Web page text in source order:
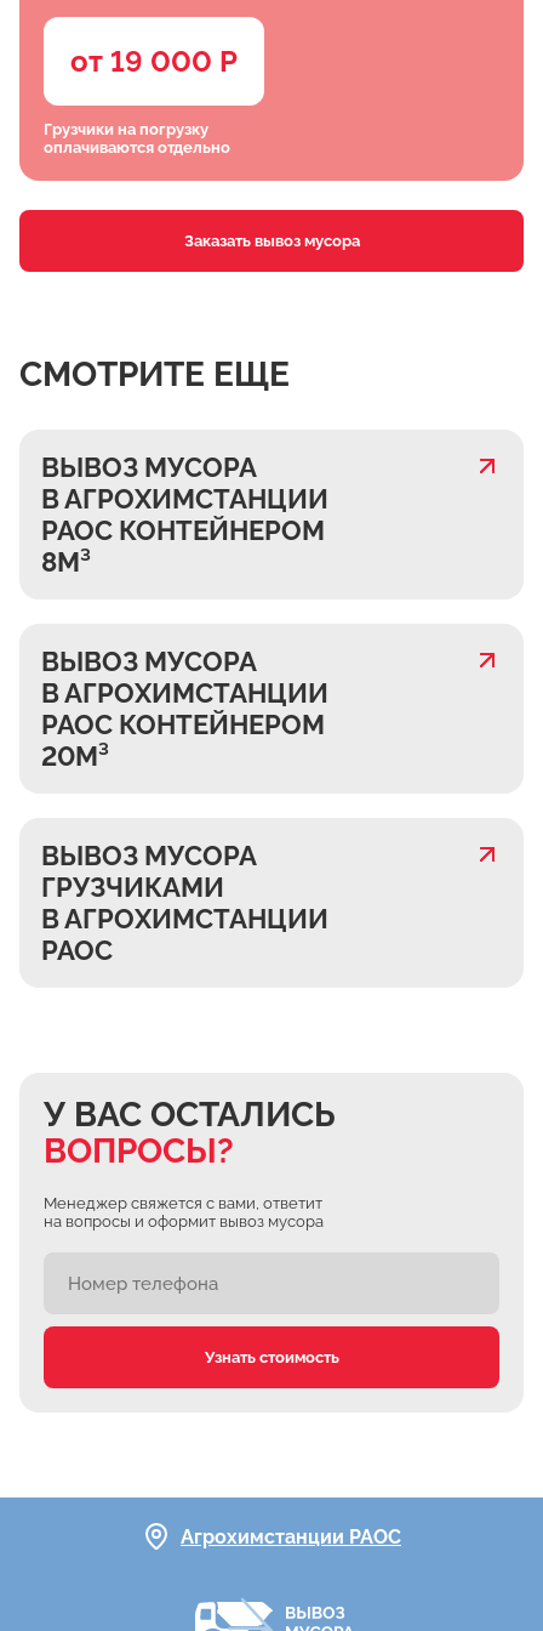
от 19 000 Р
Грузчики на погрузку
оплачиваются отдельно
Заказать вывоз мусора
СМОТРИТЕ ЕЩЕ
ВЫВОЗ МУСОРА
В АГРОХИМСТАНЦИИ
РАОС КОНТЕЙНЕРОМ
8М³
ВЫВОЗ МУСОРА
В АГРОХИМСТАНЦИИ
РАОС КОНТЕЙНЕРОМ
20М³
ВЫВОЗ МУСОРА
ГРУЗЧИКАМИ
В АГРОХИМСТАНЦИИ
РАОС
У ВАС ОСТАЛИСЬ
ВОПРОСЫ?
Менеджер свяжется с вами, ответит
на вопросы и оформит вывоз мусора
Узнать стоимость
Агрохимстанции РАОС